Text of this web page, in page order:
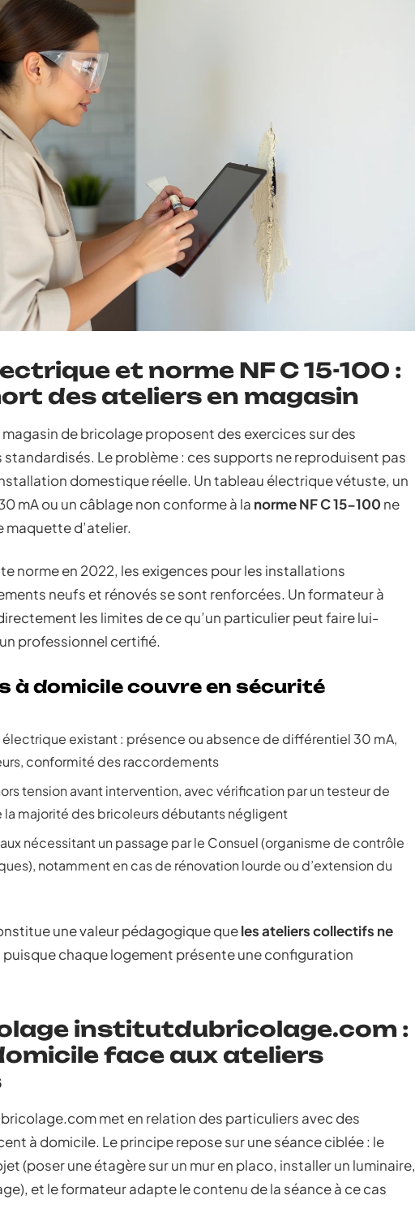
et norme NF C 15-100 :
des ateliers en magasin
de bricolage proposent des exercices sur des
Le problème : ces supports ne reproduisent pas
domestique réelle. Un tableau électrique vétuste, un
mA ou un câblage non conforme à la norme NF C 15-100 ne
maquette d’atelier.
norme en 2022, les exigences pour les installations
neufs et rénovés se sont renforcées. Un formateur à
les limites de ce qu’un particulier peut faire lui-
professionnel certifié.
à domicile couvre en sécurité
existant : présence ou absence de différentiel 30 mA,
conformité des raccordements
tension avant intervention, avec vérification par un testeur de
la majorité des bricoleurs débutants négligent
nécessitant un passage par le Consuel (organisme de contrôle
notamment en cas de rénovation lourde ou d’extension du
une valeur pédagogique queles ateliers collectifs ne
puisque chaque logement présente une configuration
institutdubricolage.com :
face aux ateliers
met en relation des particuliers avec des
à domicile. Le principe repose sur une séance ciblée : le
(poser une étagère sur un mur en placo, installer un luminaire,
et le formateur adapte le contenu de la séance à ce cas